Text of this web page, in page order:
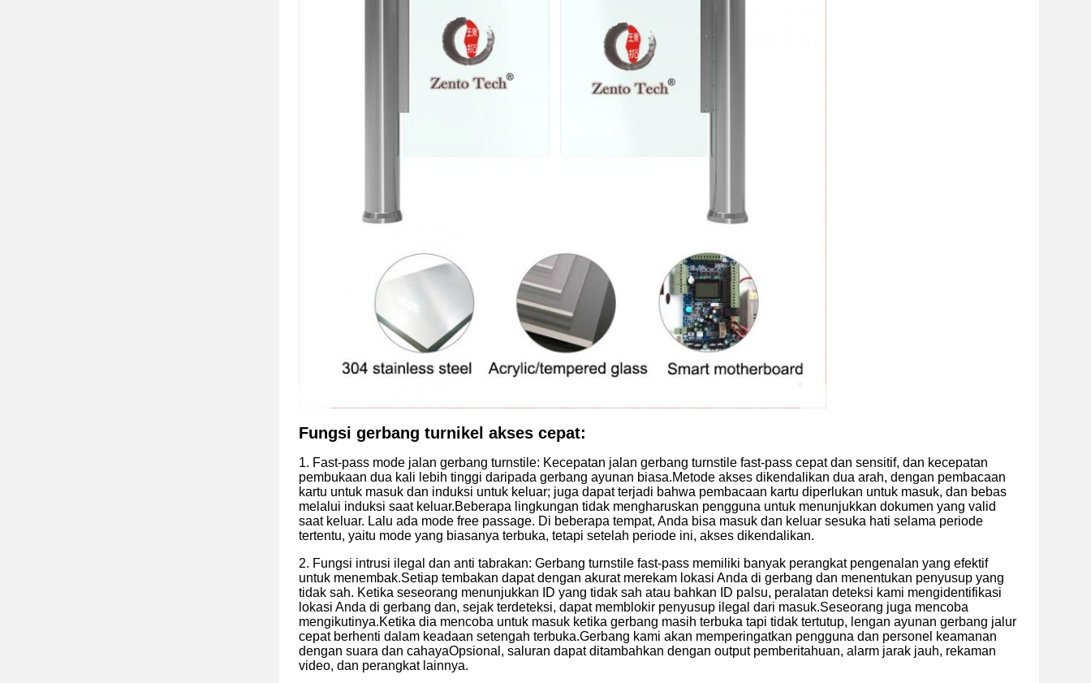
Fungsi gerbang turnikel akses cepat:
1. Fast-pass mode jalan gerbang turnstile: Kecepatan jalan gerbang turnstile fast-pass cepat dan sensitif, dan kecepatan
pembukaan dua kali lebih tinggi daripada gerbang ayunan biasa.Metode akses dikendalikan dua arah, dengan pembacaan
kartu untuk masuk dan induksi untuk keluar; juga dapat terjadi bahwa pembacaan kartu diperlukan untuk masuk, dan bebas
melalui induksi saat keluar.Beberapa lingkungan tidak mengharuskan pengguna untuk menunjukkan dokumen yang valid
saat keluar. Lalu ada mode free passage. Di beberapa tempat, Anda bisa masuk dan keluar sesuka hati selama periode
tertentu, yaitu mode yang biasanya terbuka, tetapi setelah periode ini, akses dikendalikan.
2. Fungsi intrusi ilegal dan anti tabrakan: Gerbang turnstile fast-pass memiliki banyak perangkat pengenalan yang efektif
untuk menembak.Setiap tembakan dapat dengan akurat merekam lokasi Anda di gerbang dan menentukan penyusup yang
tidak sah. Ketika seseorang menunjukkan ID yang tidak sah atau bahkan ID palsu, peralatan deteksi kami mengidentifikasi
lokasi Anda di gerbang dan, sejak terdeteksi, dapat memblokir penyusup ilegal dari masuk.Seseorang juga mencoba
mengikutinya.Ketika dia mencoba untuk masuk ketika gerbang masih terbuka tapi tidak tertutup, lengan ayunan gerbang jalur
cepat berhenti dalam keadaan setengah terbuka.Gerbang kami akan memperingatkan pengguna dan personel keamanan
dengan suara dan cahayaOpsional, saluran dapat ditambahkan dengan output pemberitahuan, alarm jarak jauh, rekaman
video, dan perangkat lainnya.